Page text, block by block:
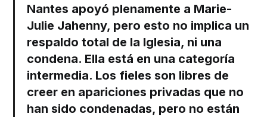
Nantes apoyó plenamente a Marie-
Julie Jahenny, pero esto no implica un
respaldo total de la Iglesia, ni una
condena. Ella está en una categoría
intermedia. Los fieles son libres de
creer en apariciones privadas que no
han sido condenadas, pero no están